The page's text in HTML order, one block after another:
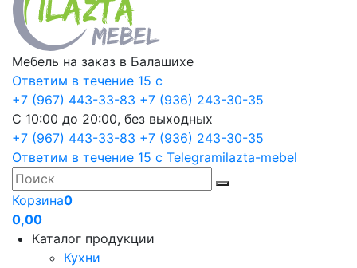
Мебель на заказ в Балашихе
Ответим в течение 15 с
+7 (967) 443-33-83 +7 (936) 243-30-35
С 10:00 до 20:00, без выходных
+7 (967) 443-33-83 +7 (936) 243-30-35
Ответим в течение 15 с Telegramilazta-mebel
Корзина0
0,00
Каталог продукции
Кухни